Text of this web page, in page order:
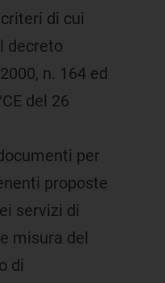
di cui
decreto
n. 164 ed
del 26
per
proposte
servizi di
misura del
di